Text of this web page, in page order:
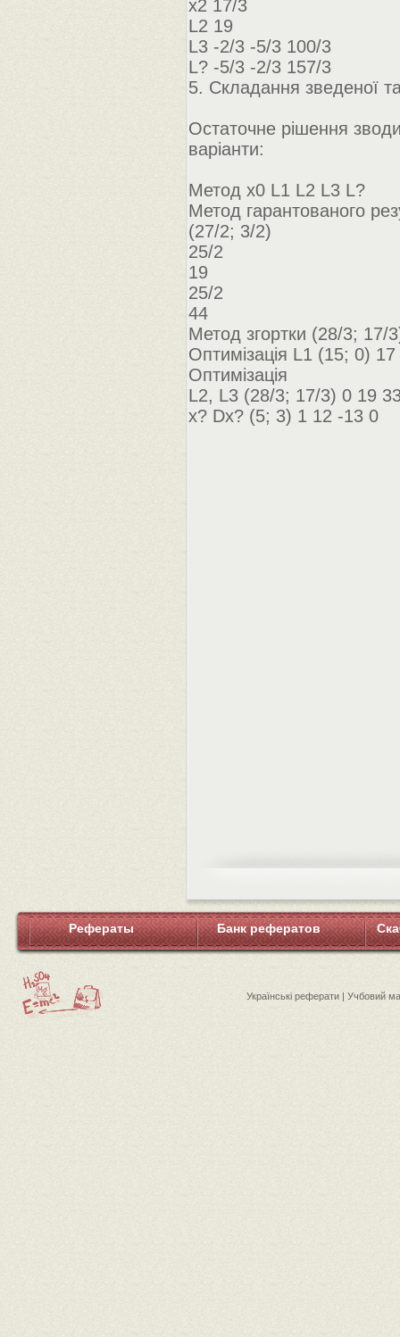
x2 17/3
L2 19
L3 -2/3 -5/3 100/3
L? -5/3 -2/3 157/3
5. Складання зведеної
Остаточне рішення
варіанти:
Метод х0 L1 L2 L3 L?
Метод гарантованого
(27/2; 3/2)
25/2
19
25/2
44
Метод згортки (28/3; 17/
Оптимізація L1 (15; 0)
Оптимізація
L2, L3 (28/3; 17/3) 0 19
x? Dx? (5; 3) 1 12 -13 0
Рефераты Банк рефератов
Українські реферати | Учбовий